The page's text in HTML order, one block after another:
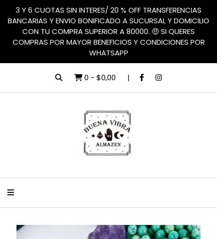
3 Y 6 CUOTAS SIN INTERES/ 20 % OFF TRANSFERENCIAS
BANCARIAS Y ENVIO BONIFICADO A SUCURSAL Y DOMICILIO
CON TU COMPRA SUPERIOR A 80000. 🤑 SI QUERES
COMPRAS POR MAYOR BENEFICIOS Y CONDICIONES POR
WHATSAPP
0 - $0,00